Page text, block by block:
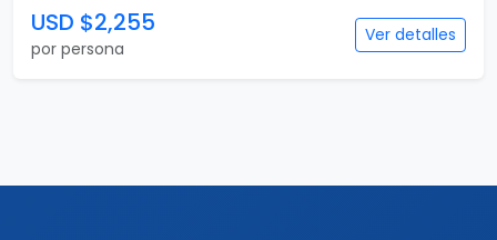
USD $2,255
por persona
Ver detalles